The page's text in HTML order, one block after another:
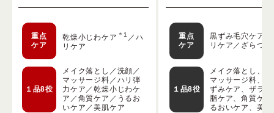
重点
ケア
乾燥小じわケア ＊1 ／ハ
リケア
１品8役
メイク落とし／洗顔／
マッサージ料／ハリ弾
力ケア／乾燥小じわケ
ア／角質ケア／うるお
いケア／美肌ケア
重点
ケア
黒ずみ毛穴ケア／
リケア／ざらつ
１品8役
メイク落とし、
マッサージ料、
ずみケア、ザラつ
脂ケア、角質ケ
るおいケア、美